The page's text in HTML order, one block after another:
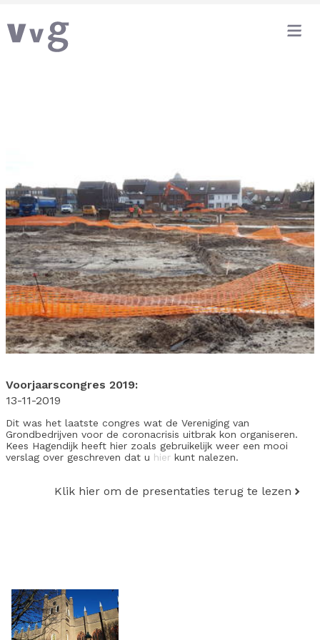
Voorjaarscongres 2019:
13-11-2019
Dit was het laatste congres wat de Vereniging van
Grondbedrijven voor de coronacrisis uitbrak kon organiseren.
Kees Hagendijk heeft hier zoals gebruikelijk weer een mooi
verslag over geschreven dat u hier kunt nalezen.
Klik hier om de presentaties terug te lezen